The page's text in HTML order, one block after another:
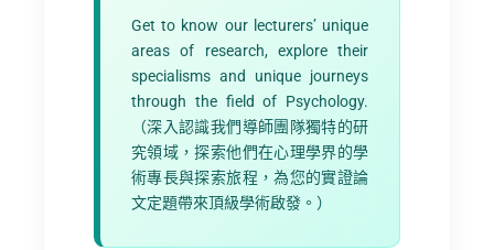
Get to know our lecturers’ unique
areas of research, explore their
specialisms and unique journeys
through the field of Psychology.
（深入認識我們導師團隊獨特的研
究領域，探索他們在心理學界的學
術專長與探索旅程，為您的實證論
文定題帶來頂級學術啟發。）